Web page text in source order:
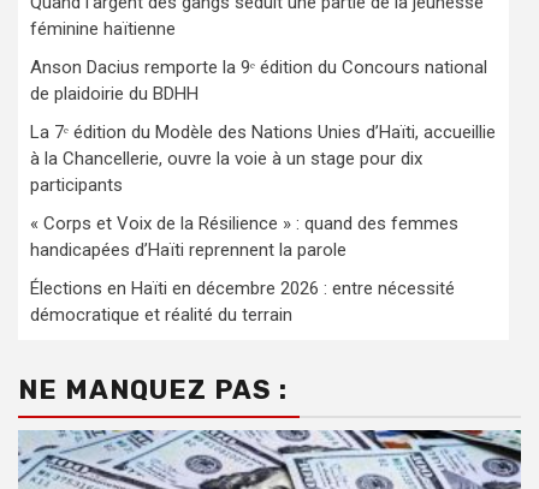
féminine haïtienne
Anson Dacius remporte la 9ᵉ édition du Concours national
de plaidoirie du BDHH
La 7ᵉ édition du Modèle des Nations Unies d’Haïti, accueillie
à la Chancellerie, ouvre la voie à un stage pour dix
participants
« Corps et Voix de la Résilience » : quand des femmes
handicapées d’Haïti reprennent la parole
Élections en Haïti en décembre 2026 : entre nécessité
démocratique et réalité du terrain
NE MANQUEZ PAS :